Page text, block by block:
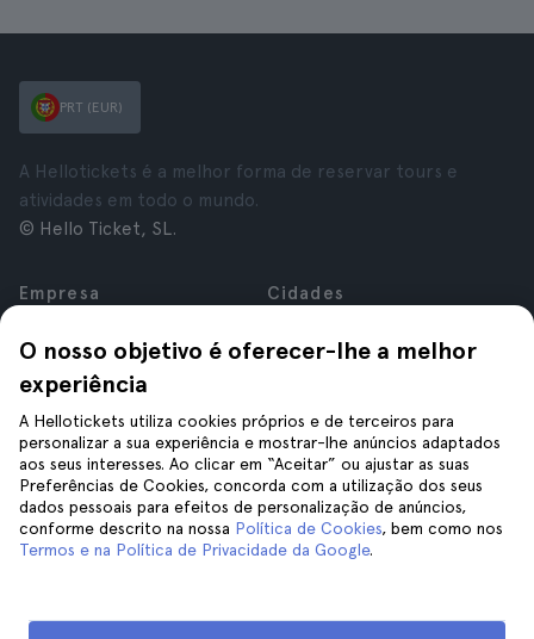
O nosso objetivo é oferecer-lhe a melhor
experiência
A Hellotickets utiliza cookies próprios e de terceiros para
personalizar a sua experiência e mostrar-lhe anúncios adaptados
aos seus interesses. Ao clicar em “Aceitar” ou ajustar as suas
Preferências de Cookies, concorda com a utilização dos seus
dados pessoais para efeitos de personalização de anúncios,
conforme descrito na nossa Política de Cookies, bem como nos
Termos e na Política de Privacidade da Google.
PRT (EUR)
A Hellotickets é a melhor forma de reservar tours e
atividades em todo o mundo.
© Hello Ticket, SL.
Empresa
Carreiras
Afiliados
Avaliações
Privacidade
Termos e Condições
Aviso Legal
Cookies
Cidades
Roma
Londres
Granada
Cracóvia
Tenerife
Ajuda